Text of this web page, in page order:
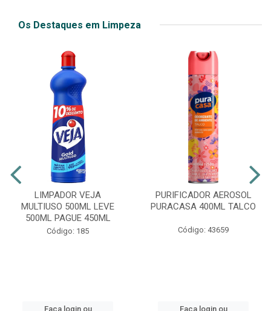
Os Destaques em Limpeza
LIMPADOR VEJA
MULTIUSO 500ML LEVE
500ML PAGUE 450ML
Código: 185
Faça login ou
PURIFICADOR AEROSOL
PURACASA 400ML TALCO
Código: 43659
Faça login ou